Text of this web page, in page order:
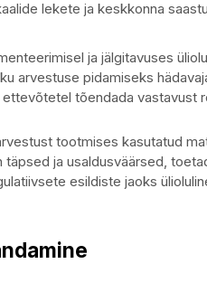
lekete ja keskkonna
ja jälgitavuses
arvestuse pidamiseks
tõendada vastavust
tootmises kasutatud
ja usaldusväärsed,
esildiste jaoks